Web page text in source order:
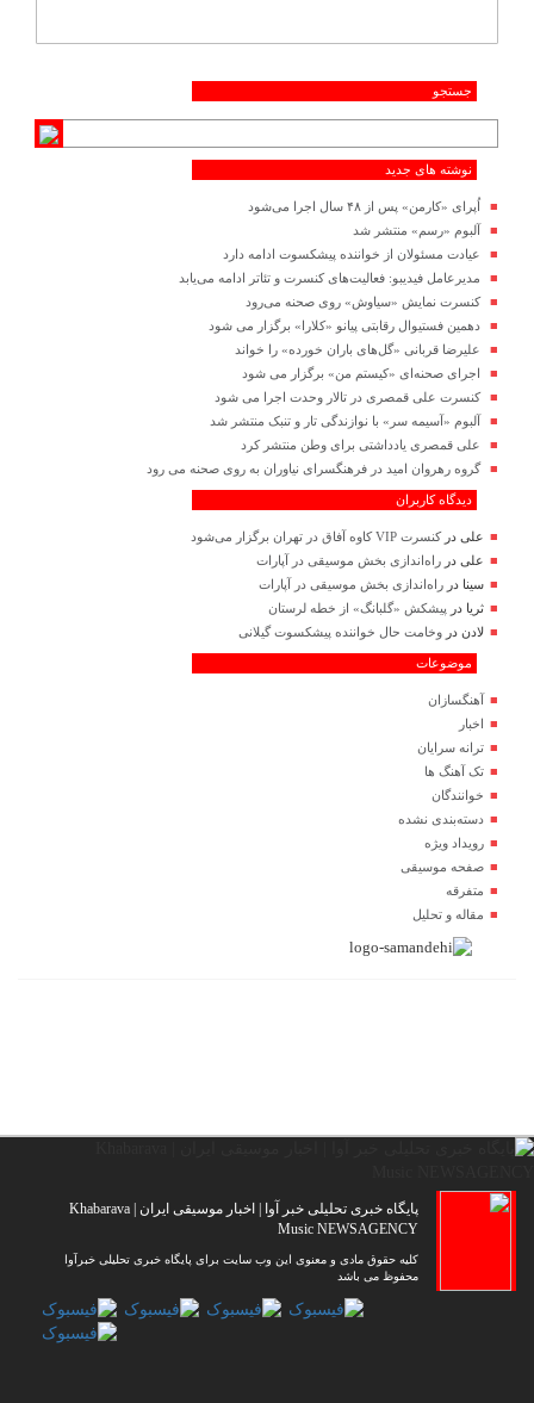
جستجو
نوشته های جدید
اُپرای «کارمن» پس از ۴۸ سال اجرا می‌شود
آلبوم «رسم» منتشر شد
عیادت مسئولان از خواننده پیشکسوت ادامه دارد
مدیرعامل فیدیبو: فعالیت‌های کنسرت و تئاتر ادامه می‌یابد
کنسرت‌ نمایش «سیاوش» روی صحنه می‌رود
دهمین فستیوال رقابتی پیانو «کلارا» برگزار می شود
علیرضا قربانی «گل‌های باران خورده» را خواند
اجرای صحنه‌ای «کیستم من» برگزار می شود
کنسرت علی قمصری در تالار وحدت اجرا می شود
آلبوم «آسیمه سر» با نوازندگی تار و تنبک منتشر شد
علی قمصری یادداشتی برای وطن منتشر کرد
گروه رهروان امید در فرهنگسرای نیاوران به روی صحنه می رود
دیدگاه کاربران
علی درکنسرت VIP کاوه آفاق در تهران برگزار می‌شود
علی در راه‌اندازی بخش موسیقی در آپارات
سینا در راه‌اندازی بخش موسیقی در آپارات
ثریا در پیشکش «گلبانگ» از خطه لرستان
لادن در وخامت حال خواننده پیشکسوت گیلانی
موضوعات
آهنگسازان
اخبار
ترانه سرایان
تک آهنگ ها
خوانندگان
دسته‌بندی نشده
رویداد ویژه
صفحه موسیقی
متفرقه
مقاله و تحلیل
پایگاه خبری تحلیلی خبر آوا | اخبار موسیقی ایران | Khabarava
Music NEWSAGENCY
کلیه حقوق مادی و معنوی این وب سایت برای پایگاه خبری تحلیلی خبرآوا
محفوظ می باشد